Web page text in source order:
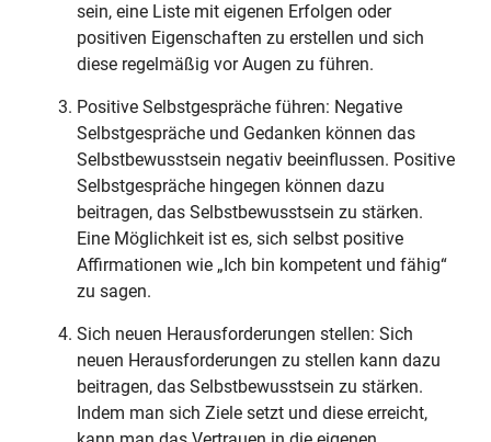
sein, eine Liste mit eigenen Erfolgen oder
positiven Eigenschaften zu erstellen und sich
diese regelmäßig vor Augen zu führen.
Positive Selbstgespräche führen: Negative
Selbstgespräche und Gedanken können das
Selbstbewusstsein negativ beeinflussen. Positive
Selbstgespräche hingegen können dazu
beitragen, das Selbstbewusstsein zu stärken.
Eine Möglichkeit ist es, sich selbst positive
Affirmationen wie „Ich bin kompetent und fähig“
zu sagen.
Sich neuen Herausforderungen stellen: Sich
neuen Herausforderungen zu stellen kann dazu
beitragen, das Selbstbewusstsein zu stärken.
Indem man sich Ziele setzt und diese erreicht,